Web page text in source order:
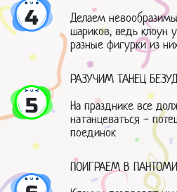
4
Делаем
шариков, ведь клоун
разные фигурки из
5
РАЗУЧИМ ТАНЕЦ
На празднике все
натанцеваться -
поединок
ПОИГРАЕМ В